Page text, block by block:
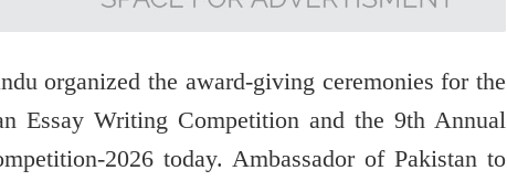
organized the award-giving ceremonies for the
Essay Writing Competition and the 9th Annual
2026 today. Ambassador of Pakistan to